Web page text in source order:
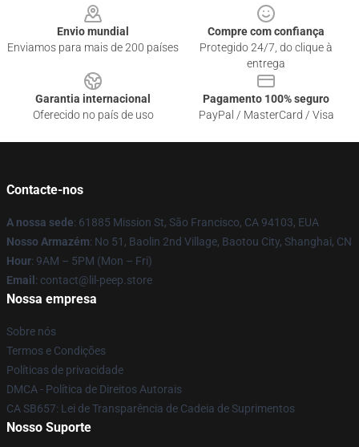
Envio mundial
Enviamos para mais de 200 países
Compre com confiança
Protegido 24/7, do clique à
entrega
Garantia internacional
Oferecido no país de uso
Pagamento 100% seguro
PayPal / MasterCard / Visa
Contacte-nos
A nossa sede: 61885 Mission St, São Francisco, CA 94103, EUA
Nosso Armazém: No 51, Baolin 2nd Village, Baotou City, Shanghai, CN
Hour: 9AM – 5PM (Mon – Fri)
Email : contact@lil-peep.store
Nossa empresa
Sobre nós
Termos e Condições
Políticas de privacidade
DMCA - Política de Direitos Autorais
CA SB657: Lei de Transparência de Cadeia de Suprimentos
Nosso Suporte